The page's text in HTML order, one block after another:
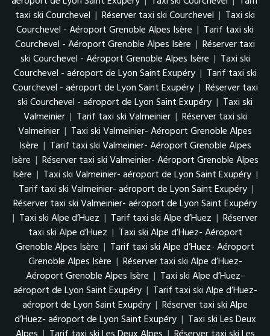
taxi ski Courchevel | Réserver taxi ski Courchevel | Taxi ski
Courchevel - Aéroport Grenoble Alpes Isère | Tarif taxi ski
Courchevel - Aéroport Grenoble Alpes Isère | Réserver taxi
ski Courchevel - Aéroport Grenoble Alpes Isère | Taxi ski
Courchevel - aéroport de Lyon Saint Exupéry | Tarif taxi ski
Courchevel - aéroport de Lyon Saint Exupéry | Réserver taxi
ski Courchevel - aéroport de Lyon Saint Exupéry | Taxi ski
Valmeinier | Tarif taxi ski Valmeinier | Réserver taxi ski
Valmeinier | Taxi ski Valmeinier- Aéroport Grenoble Alpes
Isère | Tarif taxi ski Valmeinier- Aéroport Grenoble Alpes
Isère | Réserver taxi ski Valmeinier- Aéroport Grenoble Alpes
Isère | Taxi ski Valmeinier- aéroport de Lyon Saint Exupéry |
Tarif taxi ski Valmeinier- aéroport de Lyon Saint Exupéry |
Réserver taxi ski Valmeinier- aéroport de Lyon Saint Exupéry
| Taxi ski Alpe d’Huez | Tarif taxi ski Alpe d’Huez | Réserver
taxi ski Alpe d’Huez | Taxi ski Alpe d’Huez- Aéroport
Grenoble Alpes Isère | Tarif taxi ski Alpe d’Huez- Aéroport
Grenoble Alpes Isère | Réserver taxi ski Alpe d’Huez-
Aéroport Grenoble Alpes Isère | Taxi ski Alpe d’Huez-
aéroport de Lyon Saint Exupéry | Tarif taxi ski Alpe d’Huez-
aéroport de Lyon Saint Exupéry | Réserver taxi ski Alpe
d’Huez- aéroport de Lyon Saint Exupéry | Taxi ski Les Deux